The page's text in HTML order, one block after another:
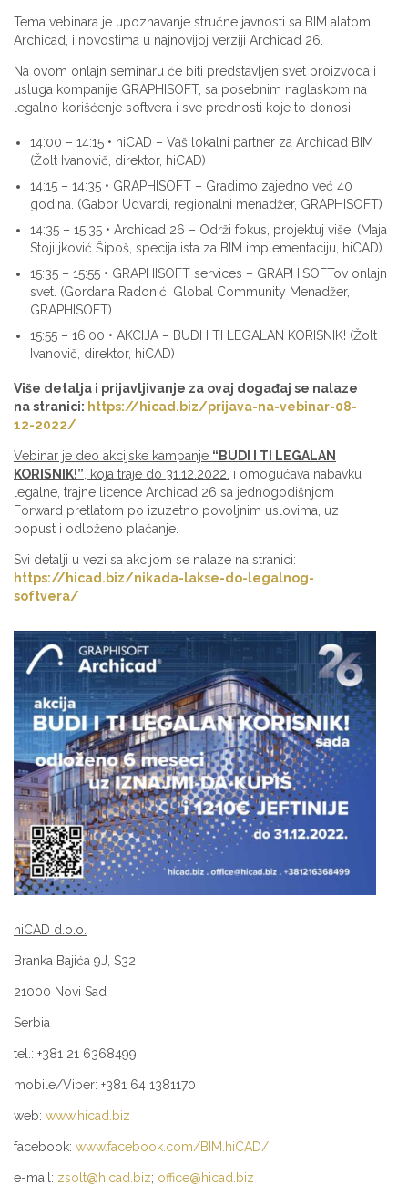
Tema vebinara je upoznavanje stručne javnosti sa BIM alatom
Archicad, i novostima u najnovijoj verziji Archicad 26.
Na ovom onlajn seminaru će biti predstavljen svet proizvoda i
usluga kompanije GRAPHISOFT, sa posebnim naglaskom na
legalno korišćenje softvera i sve prednosti koje to donosi.
14:00 – 14:15 • hiCAD – Vaš lokalni partner za Archicad BIM
(Žolt Ivanovič, direktor, hiCAD)
14:15 – 14:35 • GRAPHISOFT – Gradimo zajedno već 40
godina. (Gabor Udvardi, regionalni menadžer, GRAPHISOFT)
14:35 – 15:35 • Archicad 26 – Održi fokus, projektuj više! (Maja
Stojiljković Šipoš, specijalista za BIM implementaciju, hiCAD)
15:35 – 15:55 • GRAPHISOFT services – GRAPHISOFTov onlajn
svet. (Gordana Radonić, Global Community Menadžer,
GRAPHISOFT)
15:55 – 16:00 • AKCIJA – BUDI I TI LEGALAN KORISNIK! (Žolt
Ivanovič, direktor, hiCAD)
Više detalja i prijavljivanje za ovaj događaj se nalaze
na stranici: https://hicad.biz/prijava-na-vebinar-08-
12-2022/
Vebinar je deo akcijske kampanje “BUDI I TI LEGALAN
KORISNIK!”, koja traje do 31.12.2022. i omogućava nabavku
legalne, trajne licence Archicad 26 sa jednogodišnjom
Forward pretlatom po izuzetno povoljnim uslovima, uz
popust i odloženo plaćanje.
Svi detalji u vezi sa akcijom se nalaze na stranici:
https://hicad.biz/nikada-lakse-do-legalnog-
softvera/
hiCAD d.o.o.
Branka Bajića 9J, S32
21000 Novi Sad
Serbia
tel.: +381 21 6368499
mobile/Viber: +381 64 1381170
web: www.hicad.biz
facebook: www.facebook.com/BIM.hiCAD/
e-mail: zsolt@hicad.biz; office@hicad.biz